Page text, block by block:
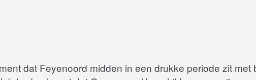
dat Feyenoord midden in een drukke periode zit